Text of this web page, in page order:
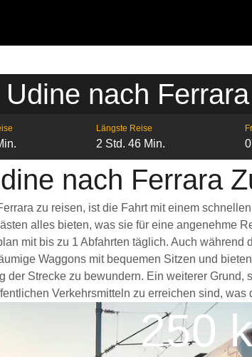
Udine nach
Längste Reise
2 Std. 46 Min.
nach Ferrara
zu reisen, ist die Fahrt mit einem
alles bieten, was sie für eine angenehme
mit bis zu 1 Abfahrten täglich. Auch
Waggons mit bequemen Sitzen und
der Strecke zu bewundern. Ein weiterer
Verkehrsmitteln zu erreichen sind, was
250